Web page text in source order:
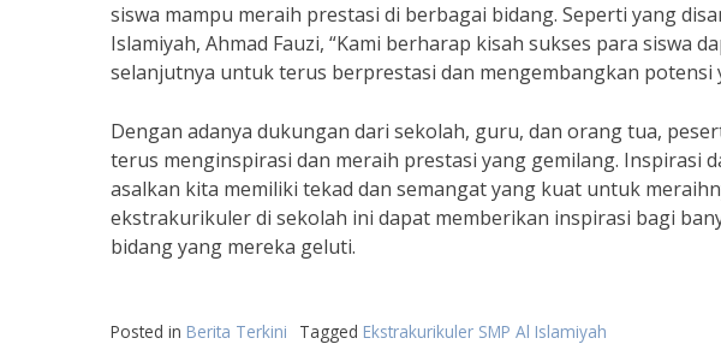
siswa mampu meraih prestasi di berbagai bidang. Seperti yang
Islamiyah, Ahmad Fauzi, “Kami berharap kisah sukses para siswa
selanjutnya untuk terus berprestasi dan mengembangkan potensi
Dengan adanya dukungan dari sekolah, guru, dan orang tua,
terus menginspirasi dan meraih prestasi yang gemilang. Inspirasi
asalkan kita memiliki tekad dan semangat yang kuat untuk
ekstrakurikuler di sekolah ini dapat memberikan inspirasi bagi
bidang yang mereka geluti.
Posted in Berita Terkini Tagged Ekstrakurikuler SMP Al Islamiyah